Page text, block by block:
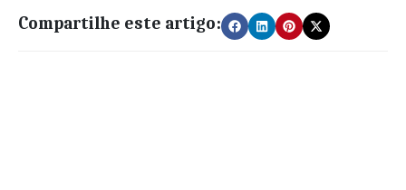
Compartilhe este artigo: